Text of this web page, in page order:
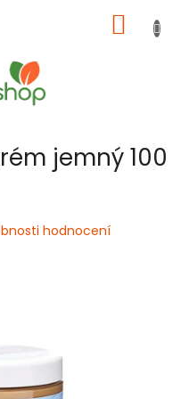
KOŠÍK
jemný 100
hodnocení